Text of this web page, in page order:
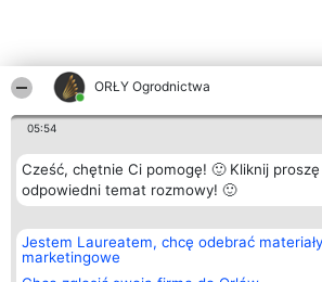
ORŁY Ogrodnictwa
05:54
Cześć, chętnie Ci pomogę! 🙂 Kliknij
odpowiedni temat rozmowy! 🙂
Jestem Laureatem, chcę odebrać materiały
marketingowe
Inne firmy z
Organizator plebiscytu
Bright Side Solutions sp. z o.
o. sp. k.
Wrocław 50-079
KRS 0000749100 | Regon
381313360 | NIP 8943132676
Plebiscyt
Laureaci
Lista
Laureatów
Regulamin